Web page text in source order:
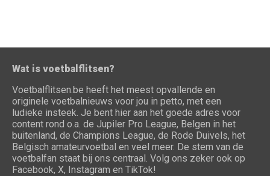
Wat is voetbalflitsen?
Voetbalflitsen.be heeft het meest opvallende en
originele voetbalnieuws voor jou in petto, met een
ludieke insteek. Je bent hier aan het goede adres voor
content rond o.a. de Jupiler Pro League, Belgen in het
buitenland, de Champions League, de Rode Duivels, het
Belgisch amateurvoetbal en veel meer. De stem van de
voetbalfan staat bij ons centraal. Volg ons zeker ook op
Facebook, X, Instagram en TikTok!